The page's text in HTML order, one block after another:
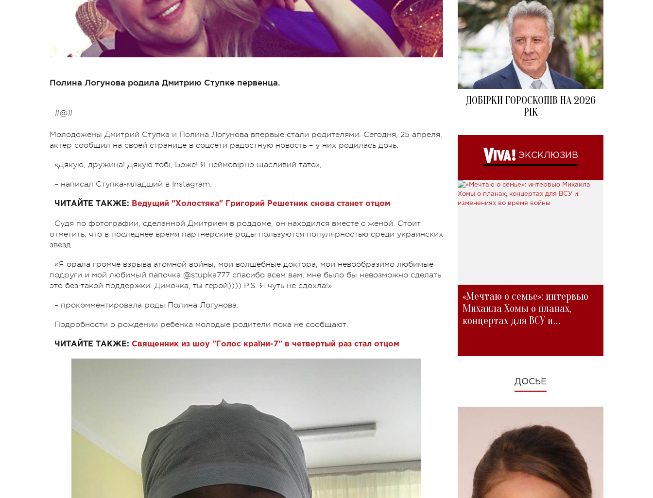
Полина Логунова родила Дмитрию Ступке первенца.
#@#
Молодожены Дмитрий Ступка и Полина Логунова впервые стали родителями. Сегодня, 25 апреля,
актер сообщил на своей странице в соцсети радостную новость – у них родилась дочь.
«Дякую, дружина! Дякую тобі, Боже! Я неймовірно щасливий тато»,
– написал Ступка-младший в Instagram.
ЧИТАЙТЕ ТАКЖЕ: Ведущий "Холостяка" Григорий Решетник снова станет отцом
Судя по фотографии, сделанной Дмитрием в роддоме, он находился вместе с женой. Стоит
отметить, что в последнее время партнерские роды пользуются популярностью среди украинских
звезд.
«Я орала громче взрыва атомной войны, мои волшебные доктора, мои невообразимо любимые
подруги и мой любимый папочка @stupka777 спасибо всем вам, мне было бы невозможно сделать
это без такой поддержки. Димочка, ты герой)))) P.S. Я чуть не сдохла!»
– прокомментировала роды Полина Логунова.
Подробности о рождении ребенка молодые родители пока не сообщают.
ЧИТАЙТЕ ТАКЖЕ: Священник из шоу "Голос країни-7" в четвертый раз стал отцом
ДОБІРКИ ГОРОСКОПІВ НА 2026
РІК
ЭКСКЛЮЗИВ
«Мечтаю о семье»: интервью
Михаила Хомы о планах,
концертах для ВСУ и
ДОСЬЕ